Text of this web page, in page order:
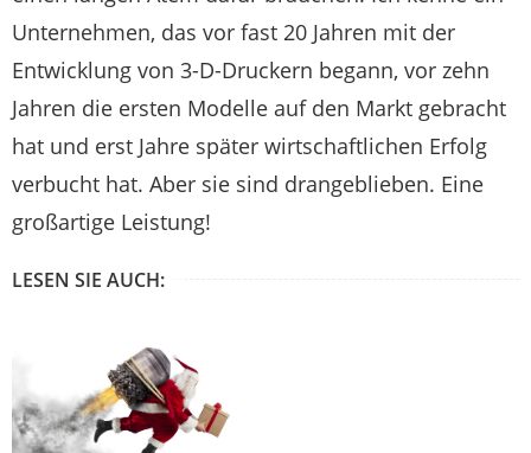
Unternehmen, das vor fast 20 Jahren mit der
Entwicklung von 3-D-Druckern begann, vor zehn
Jahren die ersten Modelle auf den Markt gebracht
hat und erst Jahre später wirtschaftlichen Erfolg
verbucht hat. Aber sie sind drangeblieben. Eine
großartige Leistung!
LESEN SIE AUCH: